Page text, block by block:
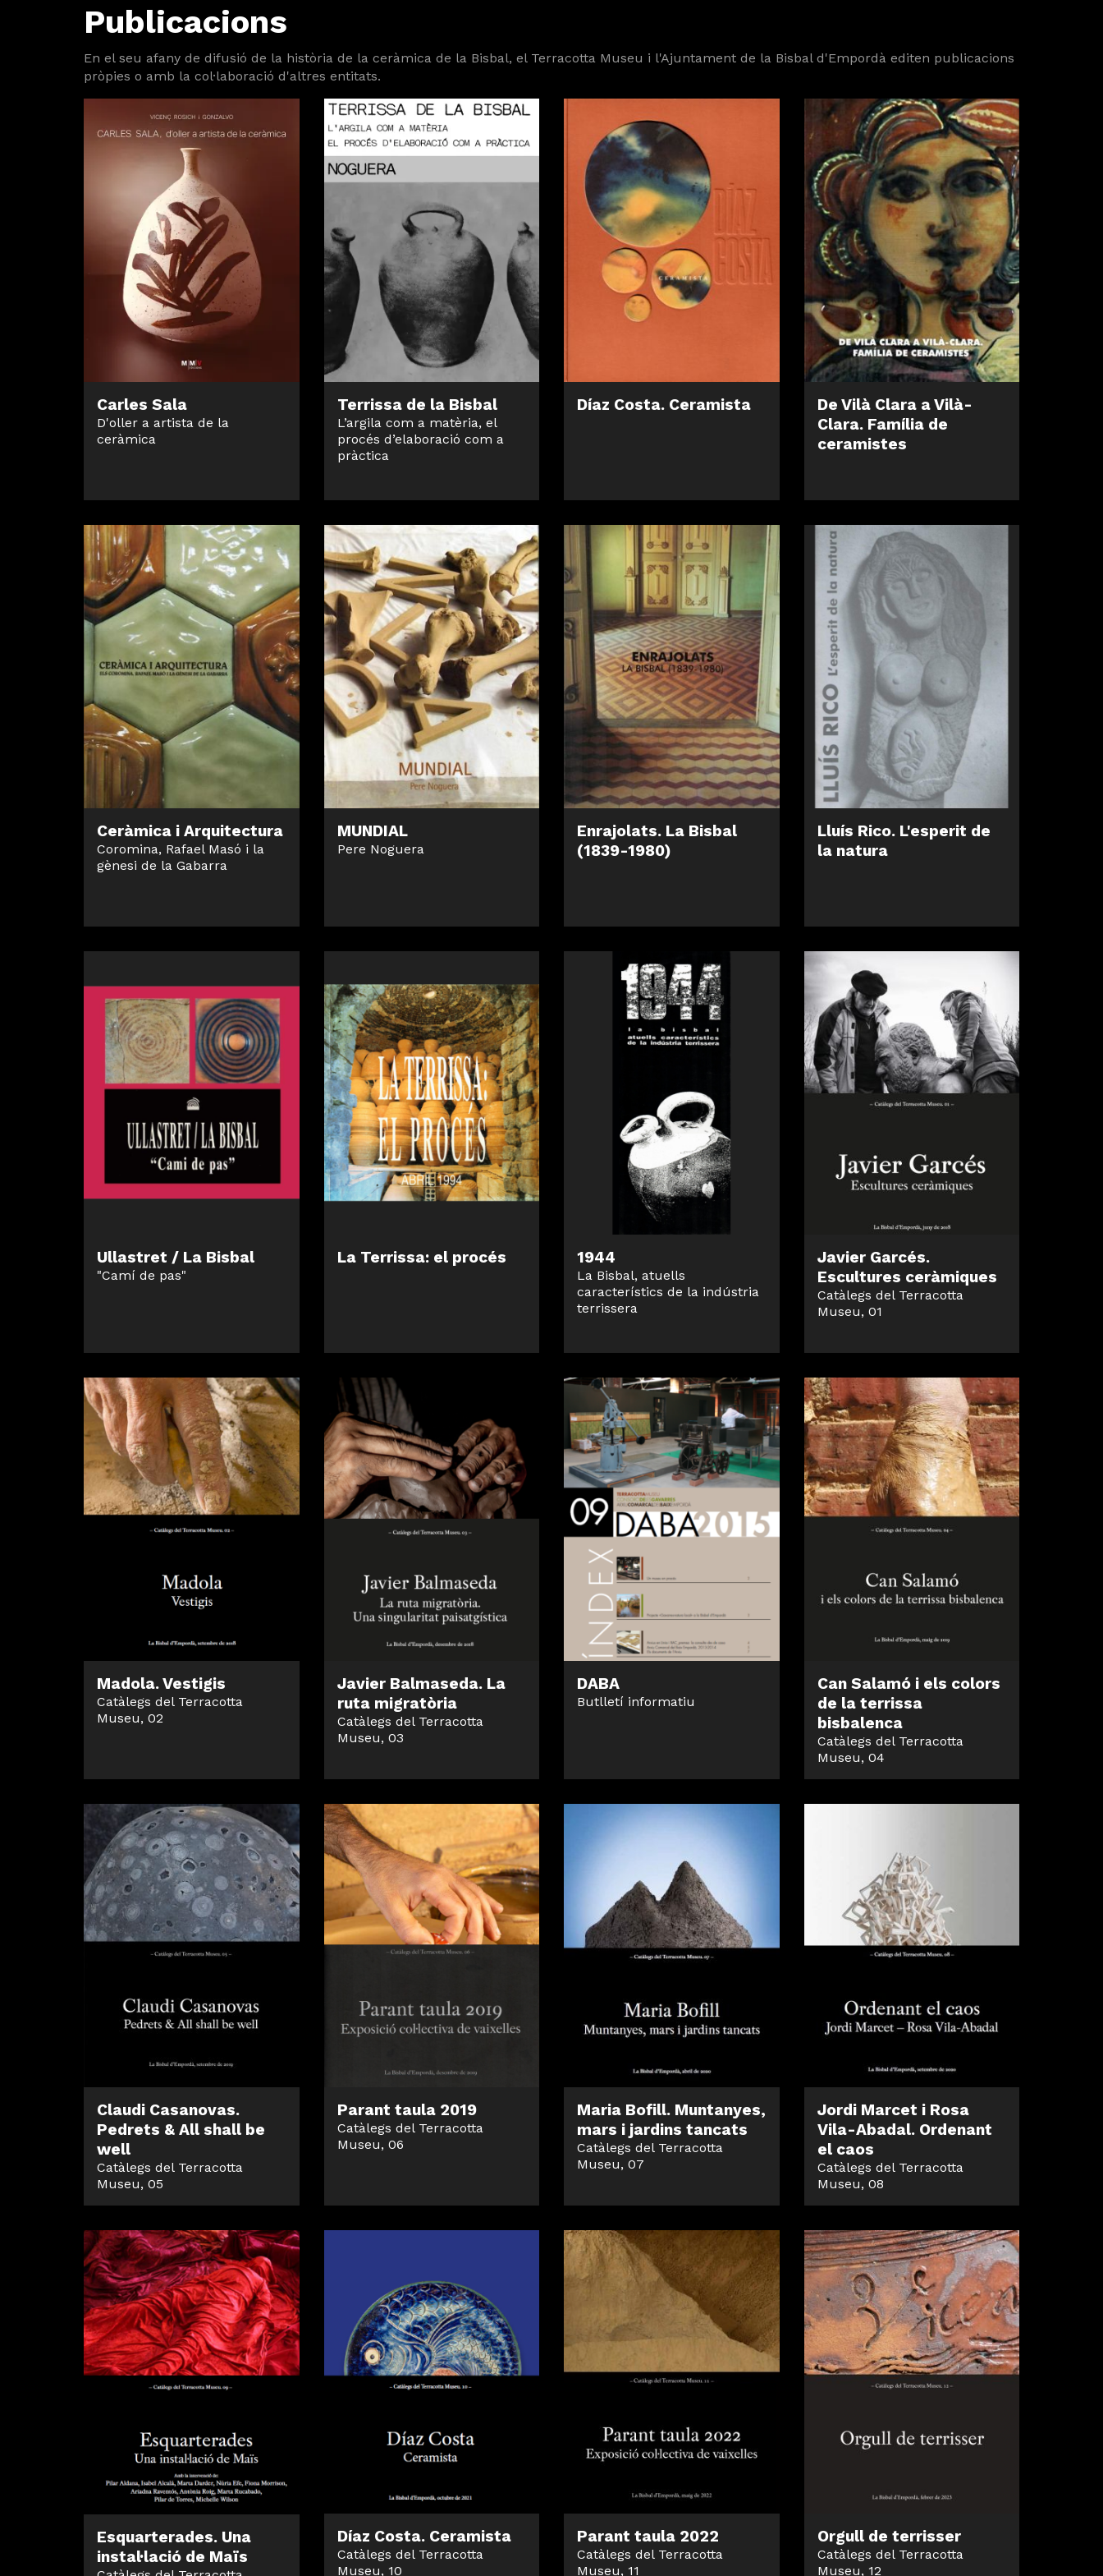
Publicacions
En el seu afany de difusió de la història de la ceràmica de la Bisbal, el Terracotta Museu i l'Ajuntament de la Bisbal d'Empordà editen publicacions
pròpies o amb la col·laboració d'altres entitats.
Carles Sala
D'oller a artista de la
ceràmica
Terrissa de la Bisbal
L’argila com a matèria, el
procés d’elaboració com a
pràctica
Díaz Costa. Ceramista
De Vilà Clara a Vilà-
Clara. Família de
ceramistes
Ceràmica i Arquitectura
Coromina, Rafael Masó i la
gènesi de la Gabarra
MUNDIAL
Pere Noguera
Enrajolats. La Bisbal
(1839-1980)
Lluís Rico. L'esperit de
la natura
Ullastret / La Bisbal
"Camí de pas"
La Terrissa: el procés 1944
La Bisbal, atuells
característics de la indústria
terrissera
Javier Garcés.
Escultures ceràmiques
Catàlegs del Terracotta
Museu, 01
Madola. Vestigis
Catàlegs del Terracotta
Museu, 02
Javier Balmaseda. La
ruta migratòria
Catàlegs del Terracotta
Museu, 03
DABA
Butlletí informatiu
Can Salamó i els colors
de la terrissa
bisbalenca
Catàlegs del Terracotta
Museu, 04
Claudi Casanovas.
Pedrets & All shall be
well
Catàlegs del Terracotta
Museu, 05
Parant taula 2019
Catàlegs del Terracotta
Museu, 06
Maria Bofill. Muntanyes,
mars i jardins tancats
Catàlegs del Terracotta
Museu, 07
Jordi Marcet i Rosa
Vila-Abadal. Ordenant
el caos
Catàlegs del Terracotta
Museu, 08
Esquarterades. Una
instal·lació de Maïs
Díaz Costa. Ceramista
Catàlegs del Terracotta
Museu, 10
Parant taula 2022
Catàlegs del Terracotta
Museu, 11
Orgull de terrisser
Catàlegs del Terracotta
Museu, 12